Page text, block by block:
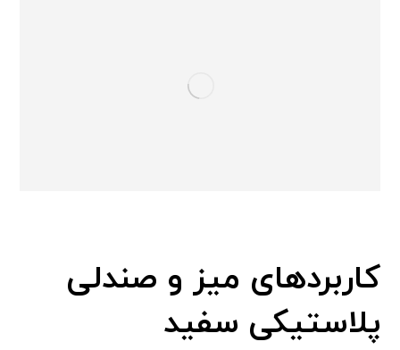
کاربردهای میز و صندلی
پلاستیکی سفید